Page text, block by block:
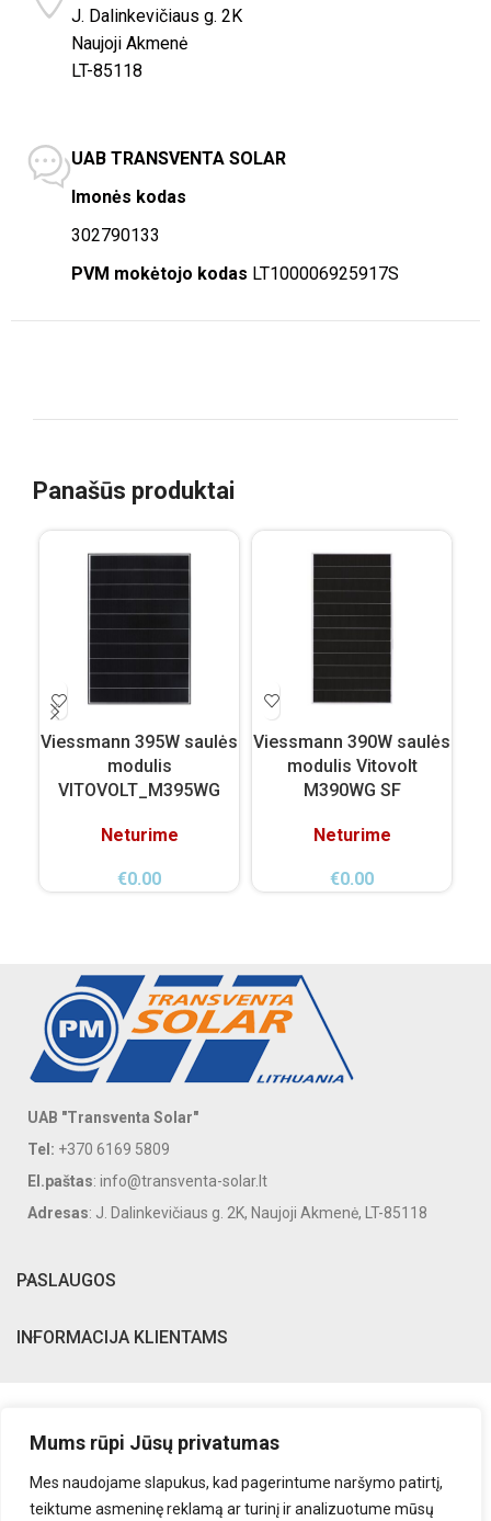
Mums rūpi Jūsų privatumas
Mes naudojame slapukus, kad pagerintume naršymo patirtį,
teiktume asmeninę reklamą ar turinį ir analizuotume mūsų
J. Dalinkevičiaus g. 2K
Naujoji Akmenė
LT-85118
UAB TRANSVENTA SOLAR
Imonės kodas
302790133
PVM mokėtojo kodas LT100006925917S
Panašūs produktai
Viessmann 395W saulės
modulis
VITOVOLT_M395WG
Neturime
€0.00
Viessmann 390W saulės
modulis Vitovolt
M390WG SF
Neturime
€0.00
UAB "Transventa Solar"
Tel: +370 6169 5809
El.paštas: info@transventa-solar.lt
Adresas: J. Dalinkevičiaus g. 2K, Naujoji Akmenė, LT-85118
PASLAUGOS
INFORMACIJA KLIENTAMS